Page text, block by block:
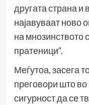
другата страна и
најавуваат ново
на мнозинството
пратеници“.
Меѓутоа, засега
преговори што
сигурност да се